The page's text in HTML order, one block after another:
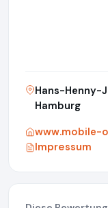
Hans-Henny-
Hamburg
www.mobile-
Impressum